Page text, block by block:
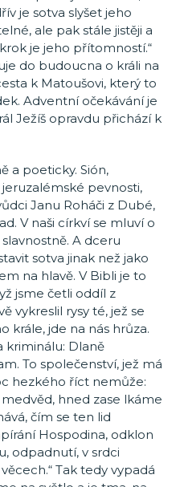
je sotva slyšet jeho
ale pak stále jistěji a
je jeho přítomností.“
do budoucna o králi na
k Matoušovi, který to
Adventní očekávání je
Ježíš opravdu přichází k
a poeticky. Sión,
pevnosti,
Janu Roháči z Dubé,
V naši církví se mluví o
A dceru
sotva jinak než jako
na hlavě. V Bibli je to
jsme četli oddíl z
vykreslil rysy té, jež se
krále, jde na nás hrůza.
kriminálu: Dlaně
To společenství, jež má
hezkého říct nemůže:
hned zase lkáme
čím se ten lid
Hospodina, odklon
odpadnutí, v srdci
Tak tedy vypadá